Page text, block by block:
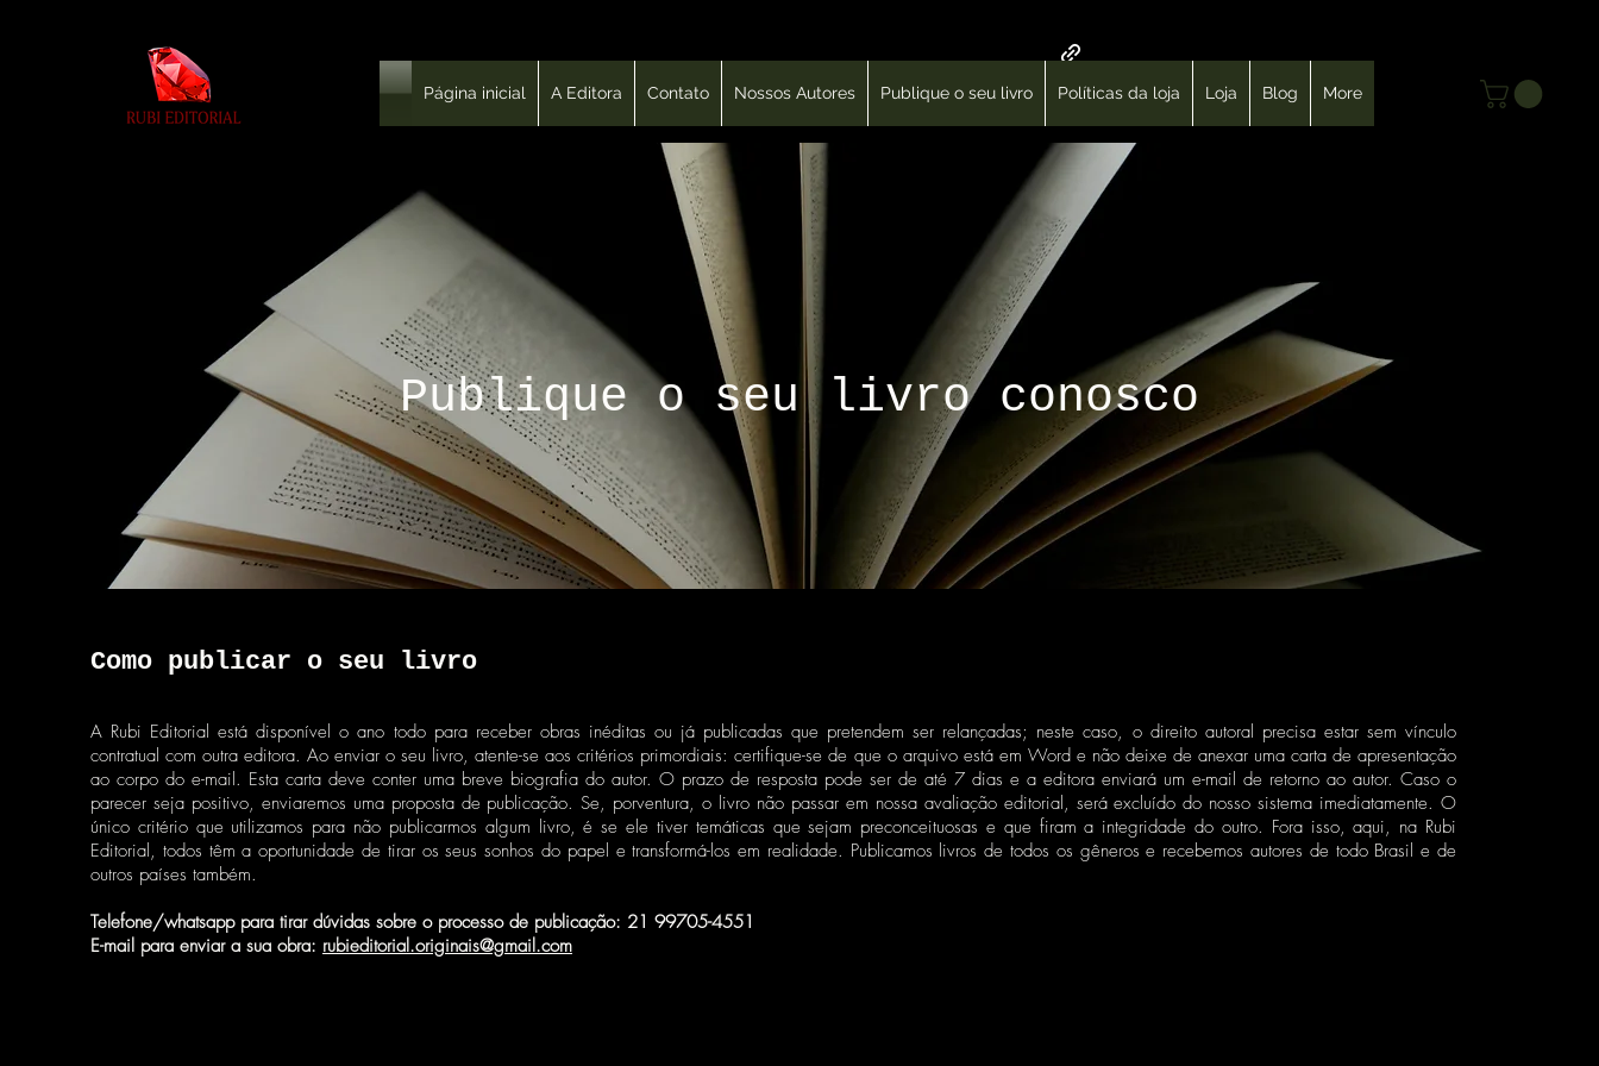
Login
Página inicial A Editora Contato Nossos Autores Publique o seu livro Políticas da loja Loja Blog More
Publique o seu livro conosco
Como publicar o seu livro
A Rubi Editorial está disponível o ano todo para receber obras inéditas ou já publicadas que pretendem ser relançadas; neste caso, o direito autoral precisa estar sem vínculo
contratual com outra editora. Ao enviar o seu livro, atente-se aos critérios primordiais: certifique-se de que o arquivo está em Word e não deixe de anexar uma carta de apresentação
ao corpo do e-mail. Esta carta deve conter uma breve biografia do autor. O prazo de resposta pode ser de até 7 dias e a editora enviará um e-mail de retorno ao autor. Caso o
parecer seja positivo, enviaremos uma proposta de publicação. Se, porventura, o livro não passar em nossa avaliação editorial, será excluído do nosso sistema imediatamente. O
único critério que utilizamos para não publicarmos algum livro, é se ele tiver temáticas que sejam preconceituosas e que firam a integridade do outro. Fora isso, aqui, na Rubi
Editorial, todos têm a oportunidade de tirar os seus sonhos do papel e transformá-los em realidade. Publicamos livros de todos os gêneros e recebemos autores de todo Brasil e de
outros países também.
Telefone/whatsapp para tirar dúvidas sobre o processo de publicação: 21 99705-4551
E-mail para enviar a sua obra: rubieditorial.originais@gmail.com